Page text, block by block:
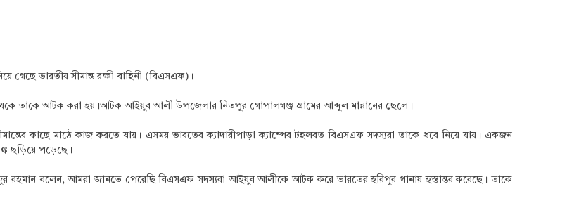
ভারতীয় সীমান্ত রক্ষী বাহিনী (বিএসএফ)।
তাকে আটক করা হয়।আটক আইয়ুব আলী উপজেলার নিতপুর গোপালগঞ্জ গ্রামের আব্দুল মান্নানের ছেলে।
কাছে মাঠে কাজ করতে যায়। এসময় ভারতের ক্যাদারীপাড়া ক্যাম্পের টহলরত বিএসএফ সদস্যরা তাকে ধরে নিয়ে যায়। একজন
ছড়িয়ে পড়েছে।
রহমান বলেন, আমরা জানতে পেরেছি বিএসএফ সদস্যরা আইয়ুব আলীকে আটক করে ভারতের হরিপুর থানায় হস্তান্তর করেছে। তাকে